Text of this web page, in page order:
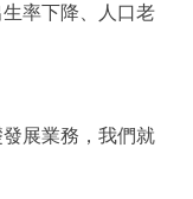
率下降、人口老
展業務，我們就